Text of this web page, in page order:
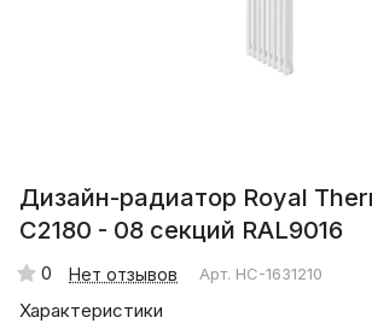
Дизайн-радиатор Royal
C2180 - 08 секций RAL9016
0 Нет отзывов Арт. НС-1631210
Характеристики